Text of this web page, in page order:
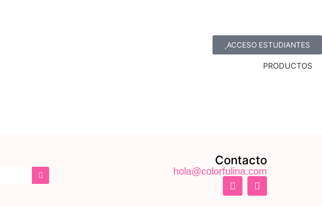
ACCESO ESTUDIANTES
PRODUCTOS
Contacto
hola@colorfulina.com